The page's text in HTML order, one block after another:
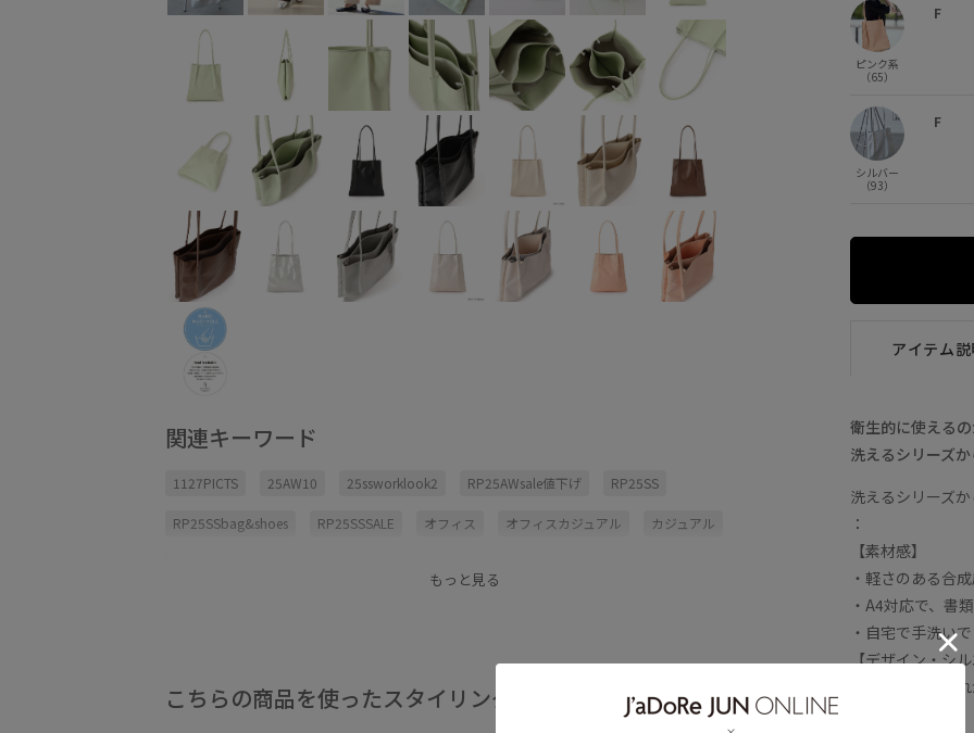
関連キーワード
1127PICTS 25AW10 25ssworklook2 RP25AWsale値下げ RP25SS
RP25SSbag&shoes RP25SSSALE オフィス オフィスカジュアル カジュアル
もっと見る
こちらの商品を使ったスタイリング 全てみる
ピンク系
（65）
F
シルバー
（93）
F
アイテム
衛生的に使える
洗えるシリーズ
洗えるシリーズ
：
【素材感】
・軽さのある合
・A4対応で、書
・自宅で手洗い
【デザイン・シル
・自宅でお手入